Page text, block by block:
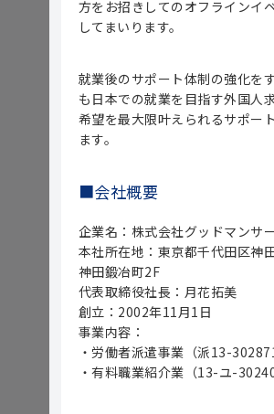
方をお招きしてのオフラインイ
してまいります。
就業後のサポート体制の強化を
も日本での就業を目指す外国人
希望を最大限叶えられるサポー
ます。
■会社概要
企業名：株式会社グッドマンサ
本社所在地：東京都千代田区
神田鍛冶町2F
代表取締役社長：月花拓美
創立：2002年11月1日
事業内容：
・労働者派遣事業（派13-302871
・有料職業紹介業（13-ユ-